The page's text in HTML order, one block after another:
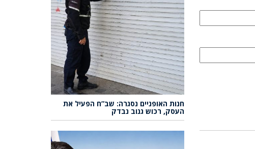
חנות האופניים נסגרה: שב”ח הפעיל את
העסק, רכוש גנוב נבדק